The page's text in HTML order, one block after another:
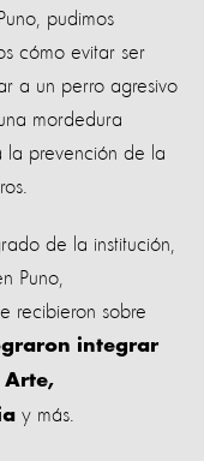
pudimos
cómo evitar ser
a un perro agresivo
mordedura
la prevención de la
de la institución,
Puno,
recibieron sobre
integrar
Arte,
y más.